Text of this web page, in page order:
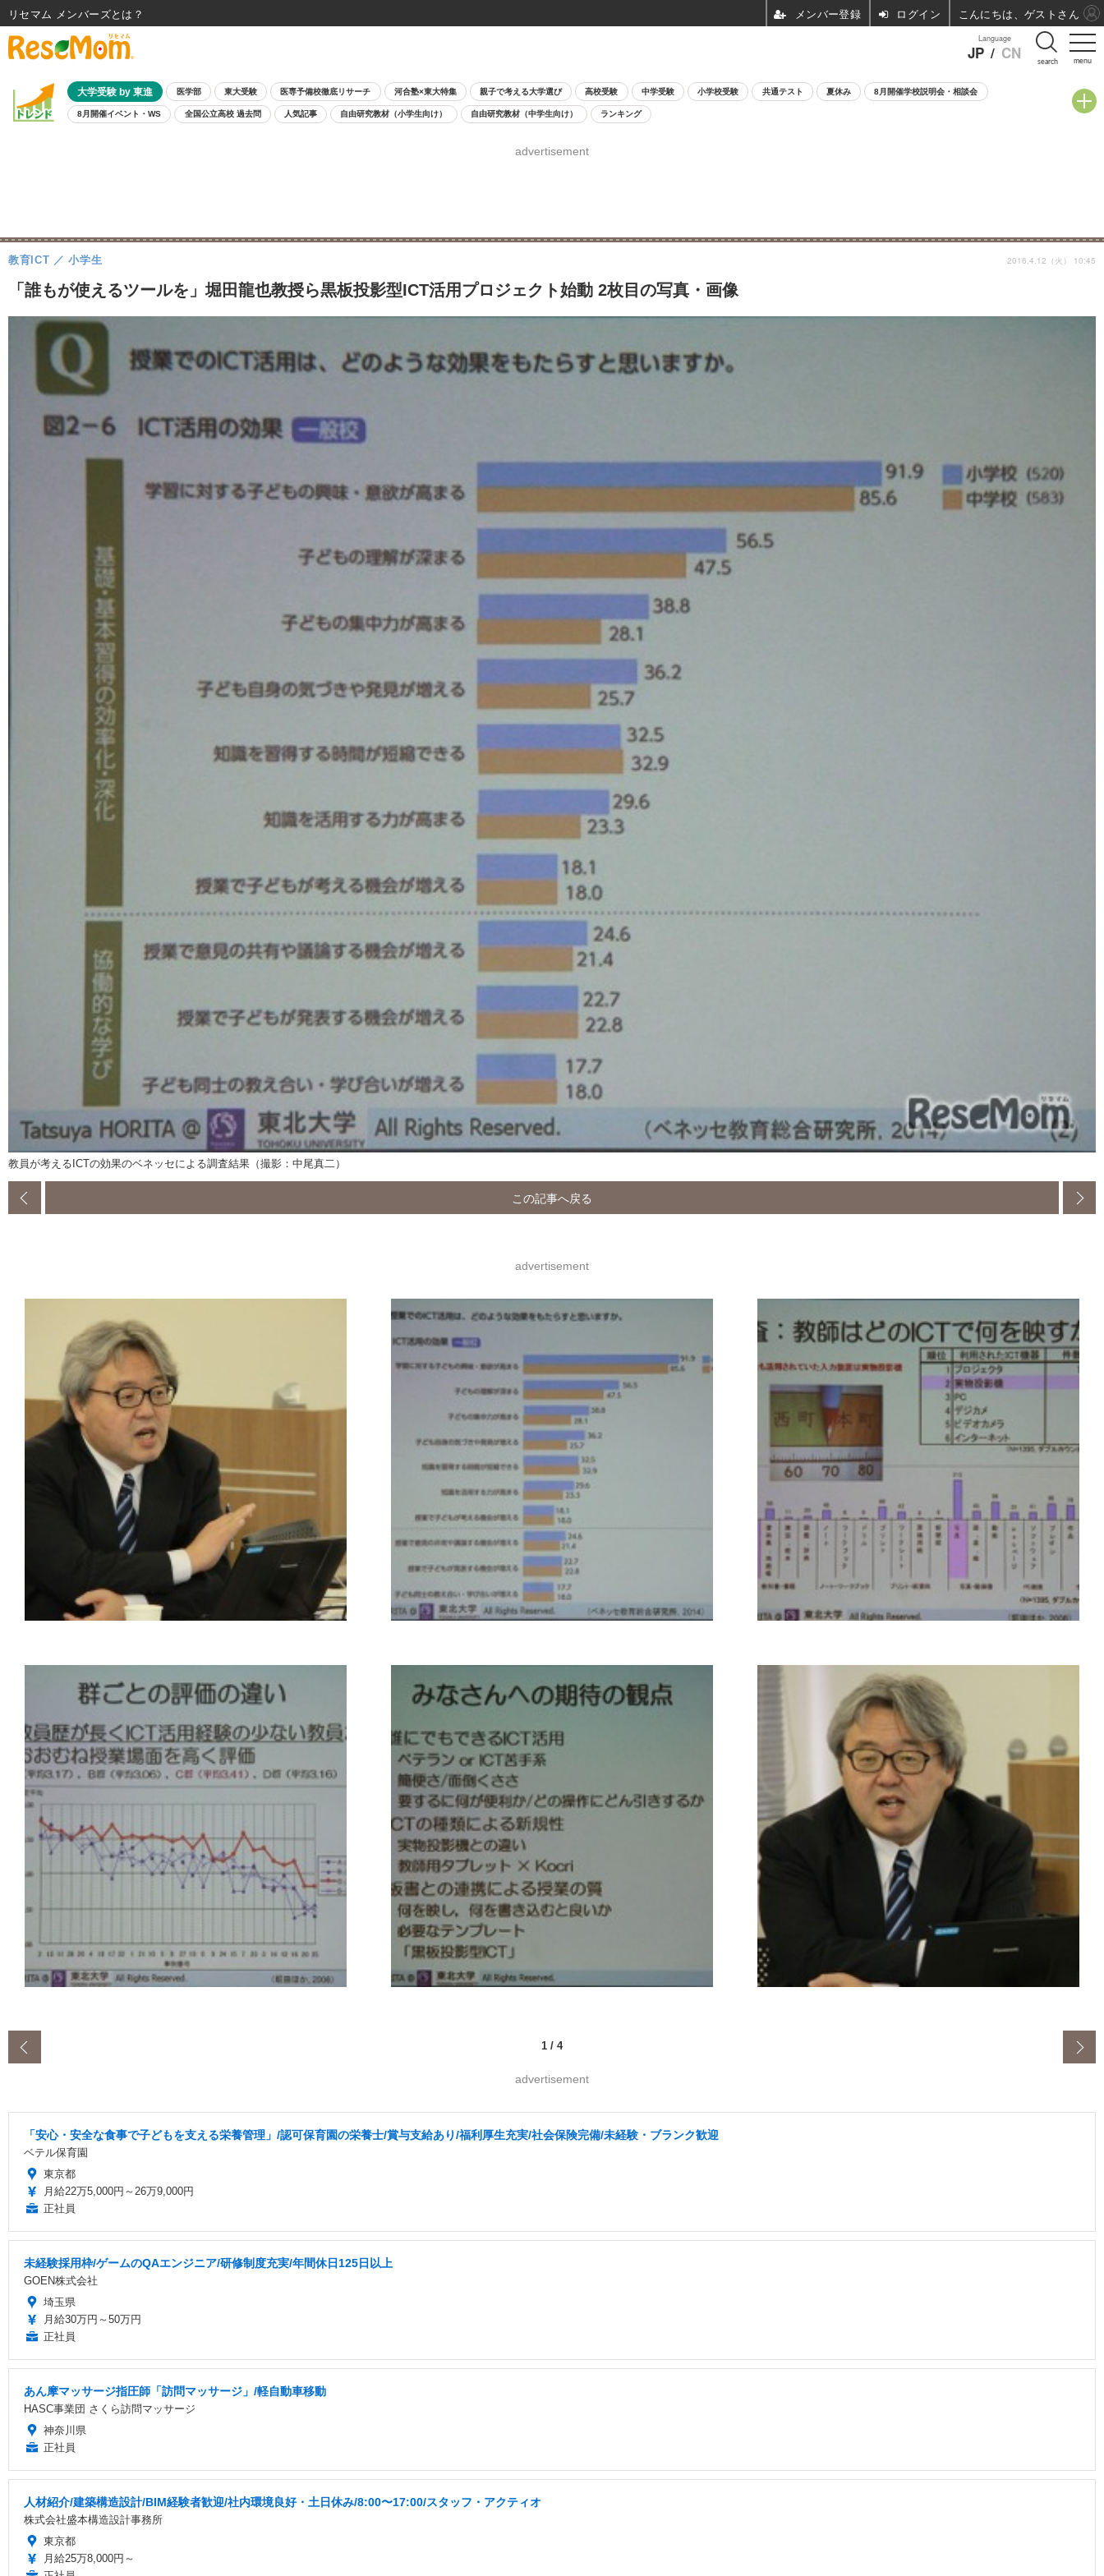
menu
Language
JP / CN search
大学受験 by 東進 医学部 東大受験 医専予備校徹底リサーチ 河合塾×東大特集 親子で考える大学選び 高校受験 中学受験 小学校受験 共通テスト 夏休み 8月開催学校説明会・相談会
8月開催イベント・WS 全国公立高校 過去問 人気記事 自由研究教材（小学生向け） 自由研究教材（中学生向け） ランキング
advertisement
「誰もが使えるツールを」堀田龍也教授ら黒板投影型ICT活用プロジェクト始動 2枚目の写真・画像
教育ICT 小学生 2016.4.12（火） 10:45
教員が考えるICTの効果のベネッセによる調査結果（撮影：中尾真二）
この記事へ戻る
advertisement
1 / 4
advertisement
「安心・安全な食事で子どもを支える栄養管理」/認可保育園の栄養士/賞与支給あり/福利厚生充実/社会保険完備/未経験・ブランク歓迎
ベテル保育園
東京都
月給22万5,000円～26万9,000円
正社員
未経験採用枠/ゲームのQAエンジニア/研修制度充実/年間休日125日以上
GOEN株式会社
埼玉県
月給30万円～50万円
正社員
あん摩マッサージ指圧師「訪問マッサージ」/軽自動車移動
HASC事業団 さくら訪問マッサージ
神奈川県
正社員
人材紹介/建築構造設計/BIM経験者歓迎/社内環境良好・土日休み/8:00〜17:00/スタッフ・アクティオ
株式会社盛本構造設計事務所
東京都
月給25万8,000円～
リセマム メンバーズ ログイン こんにちは、ゲストさん